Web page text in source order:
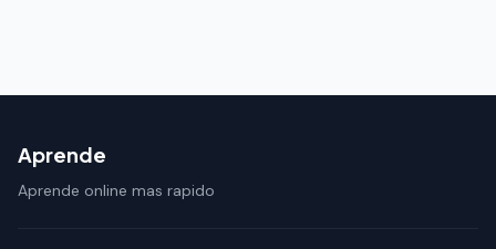
Aprende
Aprende online mas rapido